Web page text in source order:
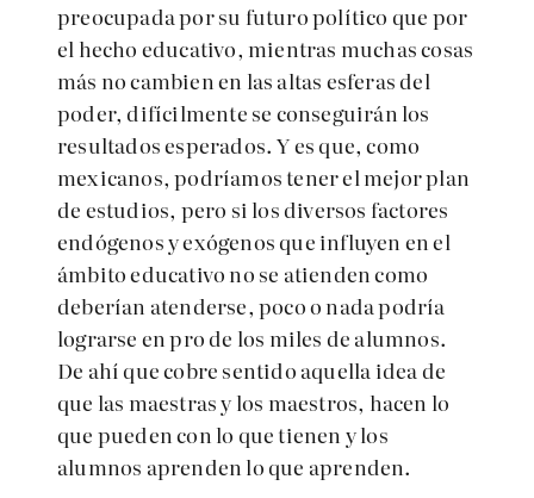
preocupada por su futuro político que por
el hecho educativo, mientras muchas cosas
más no cambien en las altas esferas del
poder, difícilmente se conseguirán los
resultados esperados. Y es que, como
mexicanos, podríamos tener el mejor plan
de estudios, pero si los diversos factores
endógenos y exógenos que influyen en el
ámbito educativo no se atienden como
deberían atenderse, poco o nada podría
lograrse en pro de los miles de alumnos.
De ahí que cobre sentido aquella idea de
que las maestras y los maestros, hacen lo
que pueden con lo que tienen y los
alumnos aprenden lo que aprenden.